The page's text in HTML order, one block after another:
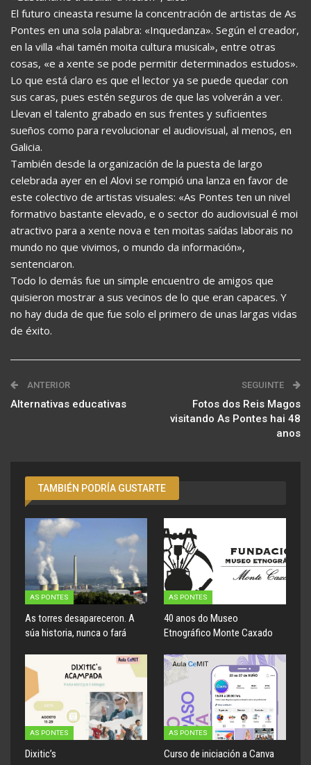
El futuro cineasta resume la concentración de artistas de As
Pontes en una sola palabra: «Inquedanza». Según el creador,
en la villa «hai tamén moita cultura musical», entre otras
cosas, «e a xente se pode permitir determinados estudos».
Lo que está claro es que el lector ya se puede quedar con
sus caras, pues estén seguros de que las volverán a ver.
Llevan el talento grabado en sus frentes y suficientes
sueños como para revolucionar el audiovisual, al menos, en
Galicia.
También desde la organización de la puesta de largo
celebrada ayer en el Alovi se rompió una lanza en favor de
este colectivo de artistas visuales: «As Pontes ten un nivel
formativo bastante elevado, e o sector do audiovisual é moi
atractivo para a xente nova e ten moitas saídas laborais no
mundo no que vivimos, o mundo da información»,
sentenciaron.
Todo lo demás fue un simple encuentro de amigos que
quisieron mostrar a sus vecinos de lo que eran capaces. Y
no hay duda de que fue solo el primero de unas largas vidas
de éxito.
ANTERIOR
Alternativas educativas
SEGUINTE
Fotos dos Reis Magos
visitando As Pontes hai 48
anos
TAMBIÉN PODRÍA GUSTARTE
AS PONTES
As torres desapareceron. A
súa historia, nunca o fará
AS PONTES
40 anos do Museo
Etnográfico Monte Caxado
AS PONTES
Dixitic’s
AS PONTES
Curso de iniciación a Canva